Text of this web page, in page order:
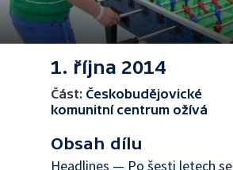
1. října 2014
Část: Českobudějovické
komunitní centrum ožívá
Obsah dílu
Headlines — Po šesti letech se